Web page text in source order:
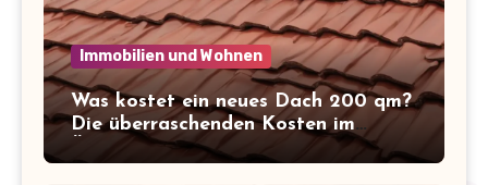
Immobilien und Wohnen
Was kostet ein neues Dach 200 qm?
Die überraschenden Kosten im
Überblick!